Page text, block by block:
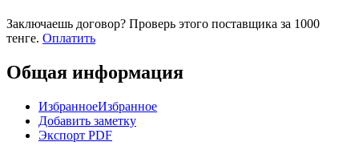
Заключаешь договор? Проверь этого поставщика за 1000
тенге. Оплатить
Общая информация
ИзбранноеИзбранное
Добавить заметку
Экспорт PDF